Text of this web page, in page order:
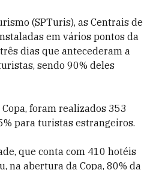
(SPTuris), as Centrais de
em vários pontos da
dias que antecederam a
sendo 90% deles
foram realizados 353
para turistas estrangeiros.
que conta com 410 hotéis
na abertura da Copa, 80% da